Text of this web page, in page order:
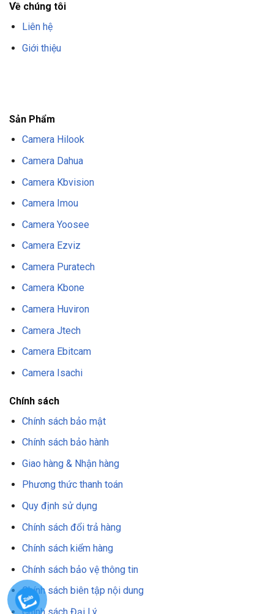
Về chúng tôi
Liên hệ
Giới thiệu
Sản Phẩm
Camera Hilook
Camera Dahua
Camera Kbvision
Camera Imou
Camera Yoosee
Camera Ezviz
Camera Puratech
Camera Kbone
Camera Huviron
Camera Jtech
Camera Ebitcam
Camera Isachi
Chính sách
Chính sách bảo mật
Chính sách bảo hành
Giao hàng & Nhận hàng
Phương thức thanh toán
Quy định sử dụng
Chính sách đổi trả hàng
Chính sách kiểm hàng
Chính sách bảo vệ thông tin
Chính sách biên tập nội dung